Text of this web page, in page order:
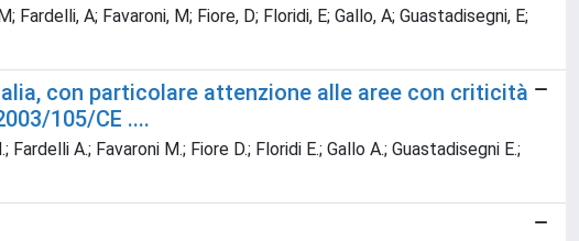
A; Favaroni, M; Fiore, D; Floridi, E; Gallo, A; Guastadisegni, E;
con particolare attenzione alle aree con criticità
105/CE ....
A.; Favaroni M.; Fiore D.; Floridi E.; Gallo A.; Guastadisegni E.;